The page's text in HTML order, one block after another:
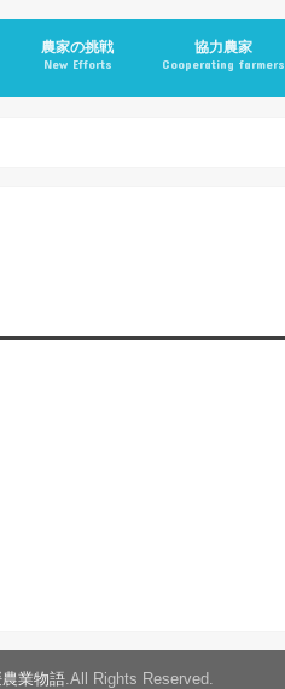
農家の挑戦
New Efforts
協力農家
Cooperating farmers
業物語 .All Rights Reserved.